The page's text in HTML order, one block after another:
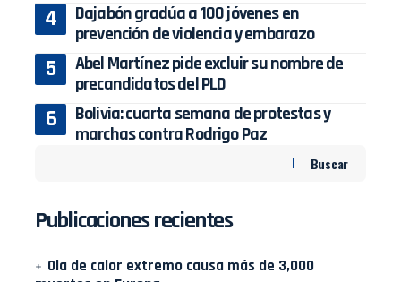
Dajabón gradúa a 100 jóvenes en
prevención de violencia y embarazo
Abel Martínez pide excluir su nombre de
precandidatos del PLD
Bolivia: cuarta semana de protestas y
marchas contra Rodrigo Paz
Buscar
Publicaciones recientes
Ola de calor extremo causa más de 3,000